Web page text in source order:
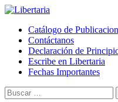
Saltar
contenido
Libertaria
Revista Libertaria es un
construcción de una sociedad
Menú
principal
Catálogo de
Contáctanos
Declaración de
Escribe en Libertaria
Fechas Importantes
Buscar: